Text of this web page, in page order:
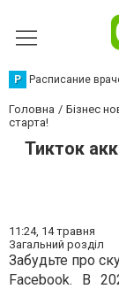
Р Расписание
Головна Бізнес
старта!
Тикток
11:24, 14 травня
Загальний розділ
Забудьте про
Facebook. В